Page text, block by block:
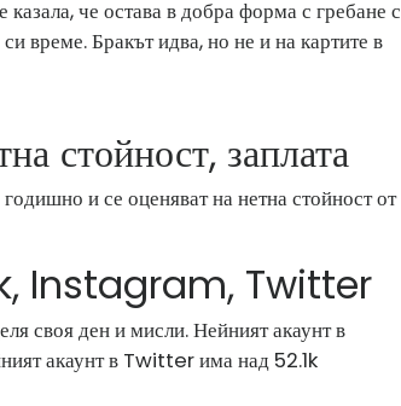
че остава в добра форма с гребане с
време. Бракът идва, но не и на картите в
стойност, заплата
и се оценяват на нетна стойност от
Instagram, Twitter
своя ден и мисли. Нейният акаунт в
акаунт в Twitter има над 52.1k